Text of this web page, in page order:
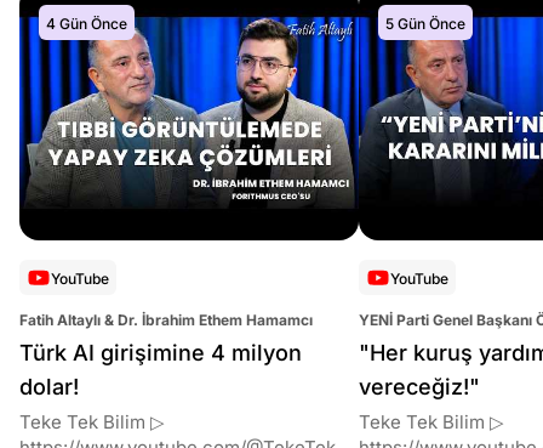
4 Gün Önce
YouTube
Fatih Altaylı & Dr. İbrahim Ethem Hamamcı
Türk AI girişimine 4 milyon
dolar!
Teke Tek Bilim ▷
5 Gün Önce
YouTube
YENİ Parti Genel Başkanı
Altaylı
"Her kuruş
vereceğiz!"
Teke Tek Bilim ▷